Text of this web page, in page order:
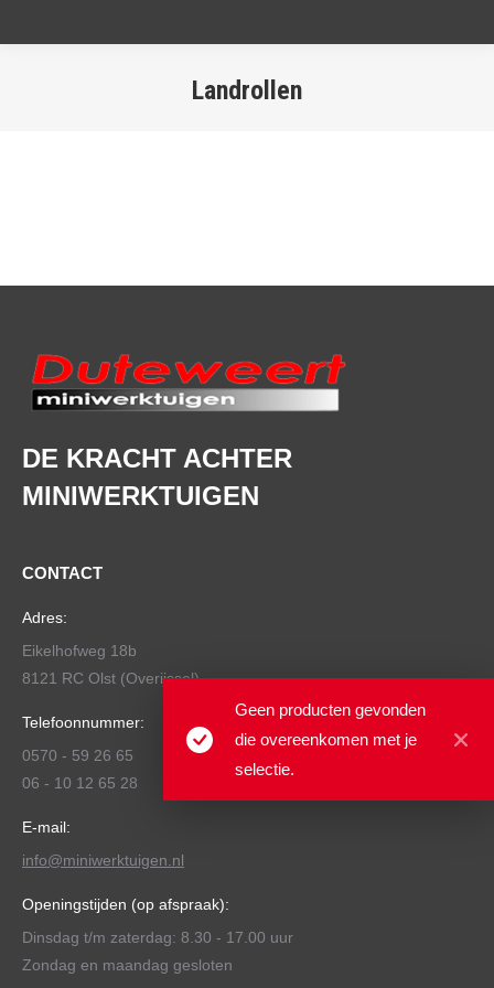
Landrollen
Geen producten gevonden
die overeenkomen met je
selectie.
DE KRACHT ACHTER
MINIWERKTUIGEN
CONTACT
Adres:
Eikelhofweg 18b
8121 RC Olst (Overijssel)
Telefoonnummer:
0570 - 59 26 65
06 - 10 12 65 28
E-mail:
info@miniwerktuigen.nl
Openingstijden (op afspraak):
Dinsdag t/m zaterdag: 8.30 - 17.00 uur
Zondag en maandag gesloten